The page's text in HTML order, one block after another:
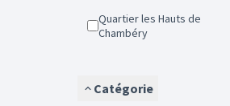
Quartier les Hauts de
Chambéry
Catégorie